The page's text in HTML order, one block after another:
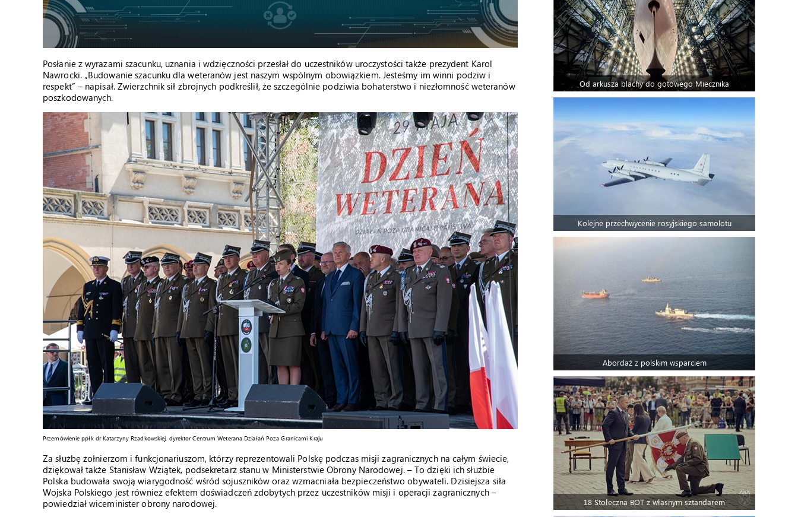
Posłanie z wyrazami szacunku, uznania i wdzięczności przesłał do uczestników uroczystości także prezydent Karol
Nawrocki. „Budowanie szacunku dla weteranów jest naszym wspólnym obowiązkiem. Jesteśmy im winni podziw i
respekt” – napisał. Zwierzchnik sił zbrojnych podkreślił, że szczególnie podziwia bohaterstwo i niezłomność weteranów
poszkodowanych.
Przemówienie ppłk dr Katarzyny Rzadkowskiej, dyrektor Centrum Weterana Działań Poza Granicami Kraju
Za służbę żołnierzom i funkcjonariuszom, którzy reprezentowali Polskę podczas misji zagranicznych na całym świecie,
dziękował także Stanisław Wziątek, podsekretarz stanu w Ministerstwie Obrony Narodowej. – To dzięki ich służbie
Polska budowała swoją wiarygodność wśród sojuszników oraz wzmacniała bezpieczeństwo obywateli. Dzisiejsza siła
Wojska Polskiego jest również efektem doświadczeń zdobytych przez uczestników misji i operacji zagranicznych –
powiedział wiceminister obrony narodowej.
Od arkusza blachy do gotowego Miecznika
Kolejne przechwycenie rosyjskiego samolotu
Abordaż z polskim wsparciem
18 Stołeczna BOT z własnym sztandarem